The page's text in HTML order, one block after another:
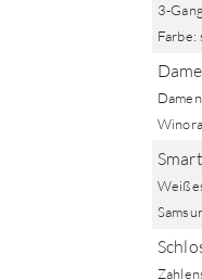
3-
Farbe: